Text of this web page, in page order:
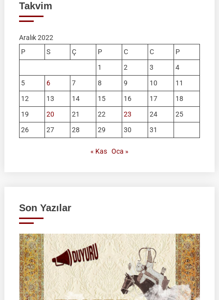
Takvim
Aralık 2022
P
S Ç P C C
P
1
2 3
4
5
6 7 8 9 10
11
12
13 14 15 16 17
18
19
20 21 22 23 24
25
26
27 28 29 30 31
« Kas Oca »
Son Yazılar